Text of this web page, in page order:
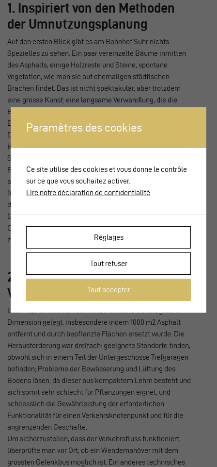
1. Inspiriert von den Methoden
der Umnutzungsplanung
Auf den ersten Blick gibt es am Bahnhof Suhr nichts
Spezielles zu sehen. Ein paar vereinzelte Bäume inmitten
des Asphalts, einige Holzreste und Steine, spontane
Vegetation, wie man sie auf ehemaligen städtischen
Brachen findet. Das ist nicht spektakulär, aber trotzdem
eine grosse Kunst: eine langsame Verwandlung, die die
Besonderheiten des Orts voll ausnutzt; ein konkretes
Beispiel von Umnutzungsplanung; eine starke ökologische
Dimension mit begrenzten Mitteln und unter
Berücksichtigung des Kontexts.
Seit über 20 Jahren verzeichnet Suhr ein stetiges
Bevölkerungswachstum und erlebt gleichzeitig den
allmählichen Wandel seiner Industrie. In den vergangenen
10 Jahren wurden mehrere Bauprojekte in der Umgebung
des Bahnhofs umgesetzt. Doch erst kürzlich wurde die
Gestaltung des nördlichen Platzes überarbeitet, um diesen
Ort wieder nutzbar zu machen und die nachhaltige Mobilität
zu verbessern.
2. 1000 m2 Asphalt durch
Vegetation ersetzt
Das Projekt hat einen Schwerpunkt auf die ökologische
Dimension gelegt, insbesondere indem 1000 m2 Asphalt
entfernt und durch bepflanzte Flächen ersetzt wurde. Die
Herausforderung war dreifach: geeignete Standorte finden,
obwohl sich in einem Teil der Untergeschosse Tiefgaragen
befinden; Probleme der Bewässerung und Lüftung des
Bodens lösen, da dieser aus kompaktem Lehm besteht und
sich somit sehr schlecht für Pflanzungen eignet; und
schliesslich die Gewährleistung der erforderlichen
Funktionalität für einen Verkehrsknotenpunkt und für die
angrenzenden Geschäfte.
Um sicherzustellen, dass der Verkehrsfluss funktioniert,
überprüfte man vor Ort, ob ein Wendemanöver mit dem
grössten Gelenkbus möglich ist. Ein anderes technisches
Paramètres des cookies
Ce site utilise des cookies et vous donne le contrôle
sur ce que vous souhaitez activer.
Lire notre déclaration de confidentialité
Réglages
Tout refuser
Tout accepter